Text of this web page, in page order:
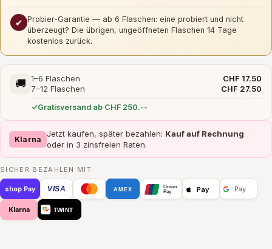
✔ Probier-Garantie — ab 6 Flaschen: eine probiert und nicht
überzeugt? Die übrigen, ungeöffneten Flaschen 14 Tage
kostenlos zurück.
🚚 1–6 Flaschen
CHF 17.50
7–12 Flaschen
CHF 27.50
Gratisversand ab CHF 250.--
Klarna
Jetzt kaufen, später bezahlen: Kauf auf Rechnung
oder in 3 zinsfreien Raten.
SICHER BEZAHLEN MIT
shop Pay VISA AMEX
Union
Pay
Pay Pay
Klarna TWINT